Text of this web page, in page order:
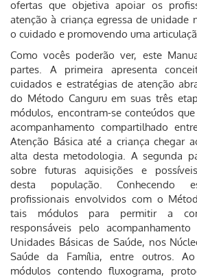
ofertas que objetiva apoiar os
atenção à criança egressa de unidade
o cuidado e promovendo uma
Como vocês poderão ver, este
partes. A primeira apresenta
cuidados e estratégias de atenção
do Método Canguru em suas três
módulos, encontram-se conteúdos
acompanhamento compartilhado
Atenção Básica até a criança chegar
alta desta metodologia. A segunda
sobre futuras aquisições e
desta população. Conhecendo
profissionais envolvidos com o
tais módulos para permitir a
responsáveis pelo
Unidades Básicas de Saúde, nos
Saúde da Família, entre outros.
módulos contendo fluxograma,